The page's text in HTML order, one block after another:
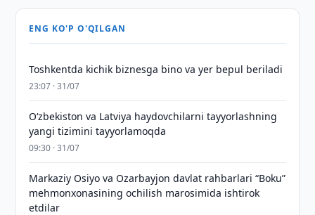
ENG KO'P O'QILGAN
Toshkentda kichik biznesga bino va yer bepul beriladi
23:07 · 31/07
Oʻzbekiston va Latviya haydovchilarni tayyorlashning
yangi tizimini tayyorlamoqda
09:30 · 31/07
Markaziy Osiyo va Ozarbayjon davlat rahbarlari “Boku”
mehmonxonasining ochilish marosimida ishtirok
etdilar